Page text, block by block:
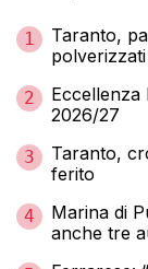
1
Taranto,
2
Eccellenza
2026/27
3
Taranto,
ferito
4
Marina di
anche tre